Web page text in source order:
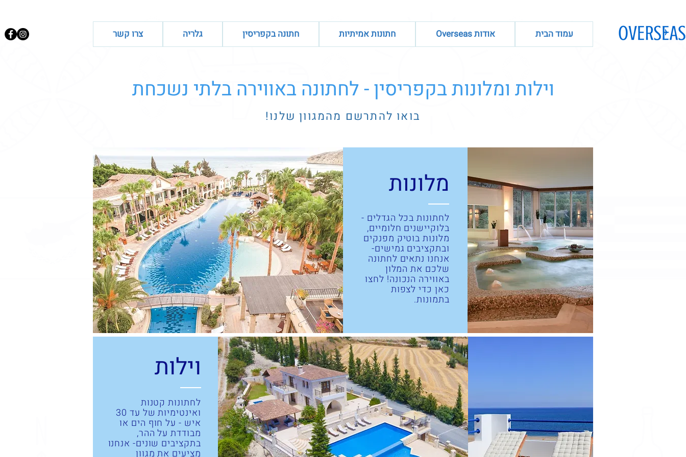
עמוד הבית אודות Overseas חתונות אמיתיות חתונה בקפריסין גלריה צרו קשר
וילות ומלונות בקפריסין - לחתונה באווירה בלתי נשכחת
בואו להתרשם מהמגוון שלנו!
מלונות
לחתונות בכל הגדלים -
בלוקיישנים חלומיים,
מלונות בוטיק מפנקים
ובתקציבים גמישים-
אנחנו נתאים לחתונה
שלכם את המלון
באווירה הנכונה! לחצו
כאן כדי לצפות
בתמונות.
וילות
לחתונות קטנות
ואינטימיות של עד 30
איש - על חוף הים או
מבודדת על ההר,
בתקציבים שונים- אנחנו
מציעים את מגוון